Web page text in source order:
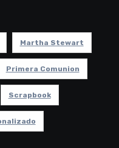
Martha Stewart
Primera Comunion
Scrapbook